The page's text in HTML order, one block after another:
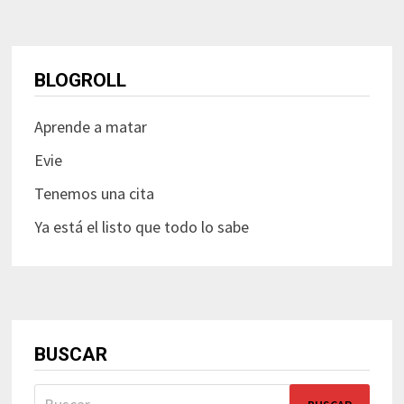
BLOGROLL
Aprende a matar
Evie
Tenemos una cita
Ya está el listo que todo lo sabe
BUSCAR
Buscar: